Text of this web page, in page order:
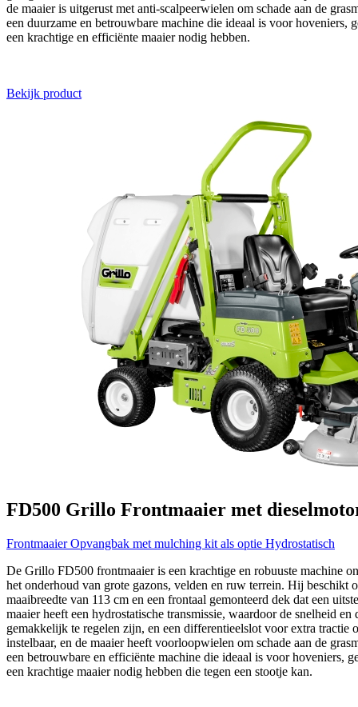
de maaier is uitgerust met anti-scalpeerwielen om schade aan de
een duurzame en betrouwbare machine die ideaal is voor hoveniers,
een krachtige en efficiënte maaier nodig hebben.
Bekijk product
FD500 Grillo Frontmaaier met
FrontmaaierOpvangbak met mulching kit als optie Hydrostatisch
De Grillo FD500 frontmaaier is een krachtige en robuuste machine
het onderhoud van grote gazons, velden en ruw terrein. Hij beschikt
maaibreedte van 113 cm en een frontaal gemonteerd dek dat een
maaier heeft een hydrostatische transmissie, waardoor de snelheid
gemakkelijk te regelen zijn, en een differentieelslot voor extra tractie
instelbaar, en de maaier heeft voorloopwielen om schade aan de
een betrouwbare en efficiënte machine die ideaal is voor hoveniers,
een krachtige maaier nodig hebben die tegen een stootje kan.